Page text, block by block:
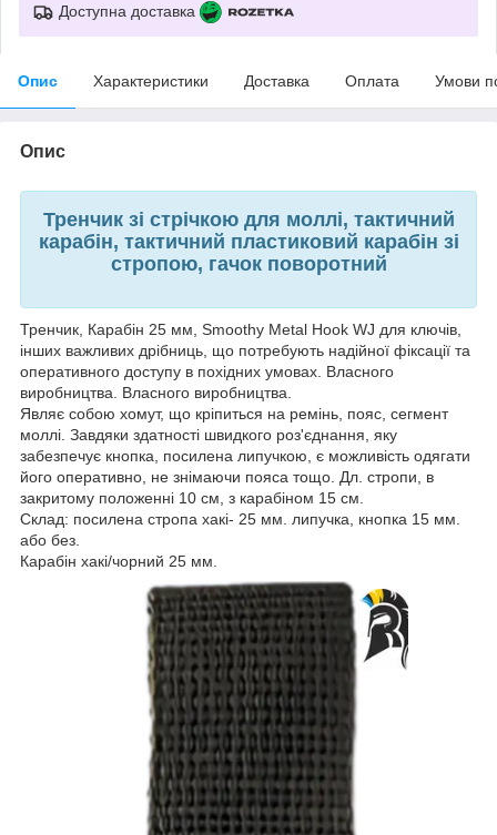
Доступна доставка
Опис Характеристики Доставка Оплата Умови
Опис
Тренчик зі стрічкою для моллі, тактичний
карабін, тактичний пластиковий карабін зі
стропою, гачок поворотний
Тренчик, Карабін 25 мм, Smoothy Metal Hook WJ для ключів,
інших важливих дрібниць, що потребують надійної фіксації та
оперативного доступу в похідних умовах. Власного
виробництва. Власного виробництва.
Являє собою хомут, що кріпиться на ремінь, пояс, сегмент
моллі. Завдяки здатності швидкого роз'єднання, яку
забезпечує кнопка, посилена липучкою, є можливість одягати
його оперативно, не знімаючи пояса тощо. Дл. стропи, в
закритому положенні 10 см, з карабіном 15 см.
Склад: посилена стропа хакі- 25 мм. липучка, кнопка 15 мм.
або без.
Карабін хакі/чорний 25 мм.